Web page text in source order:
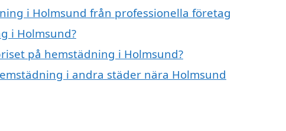
i Holmsund från professionella företag
i Holmsund?
på hemstädning i Holmsund?
i andra städer nära Holmsund